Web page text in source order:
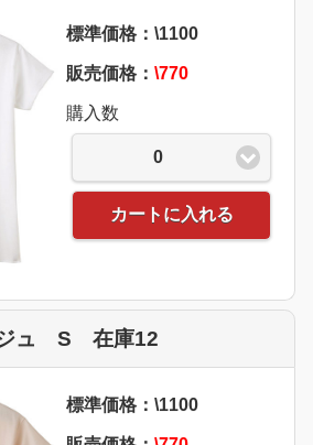
標準価格：\1100
販売価格： \770
購入数
0
カートに入れる
ジュ S 在庫12
標準価格：\1100